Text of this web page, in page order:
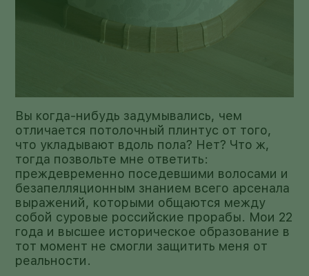
Вы когда-нибудь задумывались, чем
отличается потолочный плинтус от того,
что укладывают вдоль пола? Нет? Что ж,
тогда позвольте мне ответить:
преждевременно поседевшими волосами и
безапелляционным знанием всего арсенала
выражений, которыми общаются между
собой суровые российские прорабы. Мои 22
года и высшее историческое образование в
тот момент не смогли защитить меня от
реальности.